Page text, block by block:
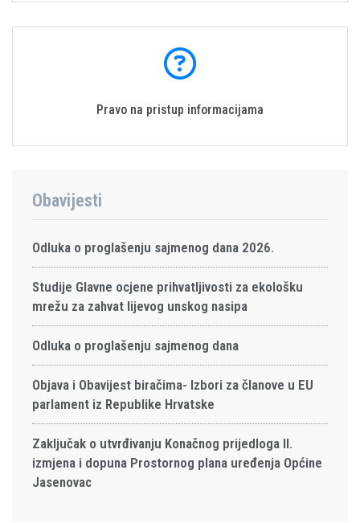
Pravo na pristup informacijama
Obavijesti
Odluka o proglašenju sajmenog dana 2026.
Studije Glavne ocjene prihvatljivosti za ekološku
mrežu za zahvat lijevog unskog nasipa
Odluka o proglašenju sajmenog dana
Objava i Obavijest biračima- Izbori za članove u EU
parlament iz Republike Hrvatske
Zaključak o utvrđivanju Konačnog prijedloga II.
izmjena i dopuna Prostornog plana uređenja Općine
Jasenovac